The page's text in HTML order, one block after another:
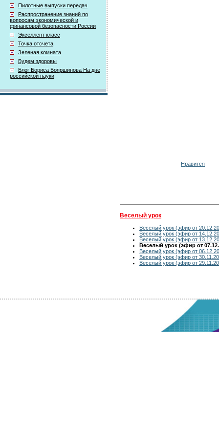
Пилотные выпуски передач
Распространение знаний по
вопросам экономической и
финансовой безопасности России
Экселлент класс
Точка отсчета
Зеленая комната
Будем здоровы
Блог Бориса Бояршинова На дне
российской науки
Нравится
Веселый урок
Веселый урок (эфир от
Веселый урок (эфир от
Веселый урок (эфир от
Веселый урок (эфир от
Веселый урок (эфир от
Веселый урок (эфир от
Веселый урок (эфир от